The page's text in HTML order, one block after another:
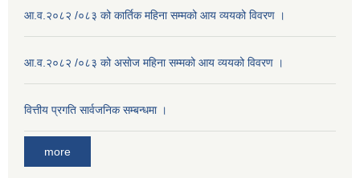
आ.व.२०८२ /०८३ को कार्तिक महिना सम्मको आय व्ययको विवरण ।
आ.व.२०८२ /०८३ को असाेज महिना सम्मको आय व्ययको विवरण ।
वित्तीय प्रगति सार्वजनिक सम्बन्धमा ।
more